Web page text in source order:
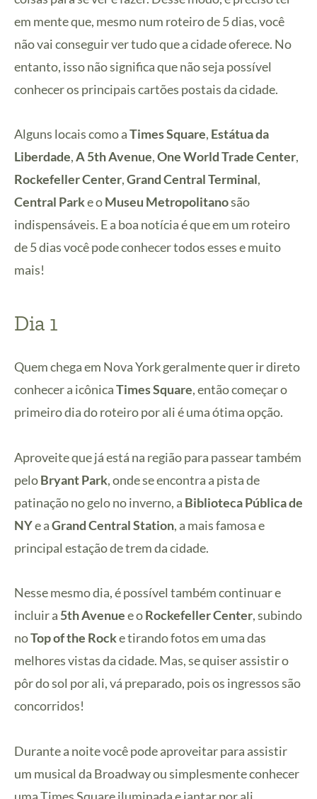
em mente que, mesmo num roteiro de 5 dias, você
não vai conseguir ver tudo que a cidade oferece. No
entanto, isso não significa que não seja possível
conhecer os principais cartões postais da cidade.
Alguns locais como aTimes Square, Estátua da
Liberdade,A 5th Avenue,One World Trade Center,
Rockefeller Center,Grand Central Terminal,
Central Parke oMuseu Metropolitanosão
indispensáveis. E a boa notícia é que em um roteiro
de 5 dias você pode conhecer todos esses e muito
mais!
Dia 1
Quem chega em Nova York geralmente quer ir direto
conhecer a icônicaTimes Square, então começar o
primeiro dia do roteiro por ali é uma ótima opção.
Aproveite que já está na região para passear também
peloBryant Park, onde se encontra a pista de
patinação no gelo no inverno, a Biblioteca Pública de
NYe aGrand Central Station, a mais famosa e
principal estação de trem da cidade.
Nesse mesmo dia, é possível também continuar e
incluir a 5th Avenuee oRockefeller Center, subindo
noTop of the Rocke tirando fotos em uma das
melhores vistas da cidade. Mas, se quiser assistir o
pôr do sol por ali, vá preparado, pois os ingressos são
concorridos!
Durante a noite você pode aproveitar para assistir
um musical da Broadway ou simplesmente conhecer